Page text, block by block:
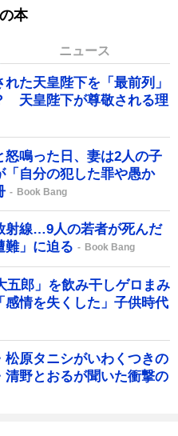
本
ニュース
た天皇陛下を「最前列」
天皇陛下が尊敬される理
怒鳴った日、妻は2人の子
自分の犯した罪や愚か
Book Bang
射線…9人の若者が死んだ
難」に迫る
Book Bang
五郎」を飲み干しゲロまみ
情を失くした」子供時代
原タニシがいわくつきの
野とおるが聞いた衝撃の